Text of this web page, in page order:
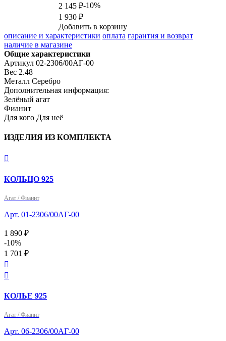
2 145 ₽-10%
1 930 ₽
Добавить в корзину
описание и характеристики оплата гарантия и возврат
наличие в магазине
Общие характеристики
Артикул 02-2306/00АГ-00
Вес 2.48
Металл Серебро
Дополнительная информация:
Зелёный агат
Фианит
Для кого Для неё
ИЗДЕЛИЯ ИЗ КОМПЛЕКТА

КОЛЬЦО 925
Агат / Фианит
Арт. 01-2306/00АГ-00
1 890 ₽
-10%
1 701 ₽


КОЛЬЕ 925
Агат / Фианит
Арт. 06-2306/00АГ-00